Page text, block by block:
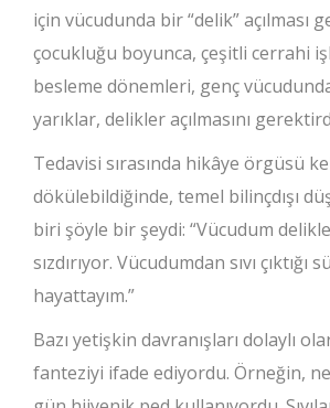
için vücudunda bir “delik” açılması
çocukluğu boyunca, çeşitli cerrahi
besleme dönemleri, genç vücudunda
yarıklar, delikler açılmasını
Tedavisi sırasında hikâye örgüsü
dökülebildiğinde, temel bilinçdışı
biri şöyle bir şeydi: “Vücudum
sızdırıyor. Vücudumdan sıvı çıktığı
hayattayım.”
Bazı yetişkin davranışları dolaylı
fanteziyi ifade ediyordu. Örneğin,